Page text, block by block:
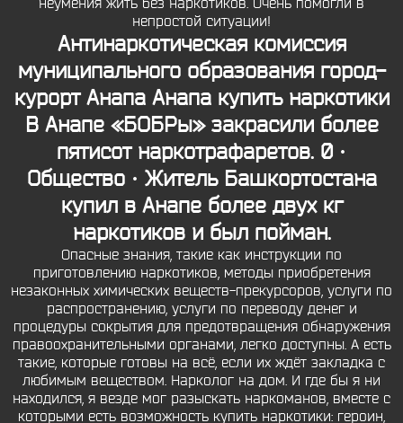
неумения жить без наркотиков. Очень помогли в
непростой ситуации!
Антинаркотическая комиссия
муниципального образования город-
курорт Анапа Анапа купить наркотики
В Анапе «БОБРы» закрасили более
пятисот наркотрафаретов. 0 ·
Общество · Житель Башкортостана
купил в Анапе более двух кг
наркотиков и был пойман.
Опасные знания, такие как инструкции по
приготовлению наркотиков, методы приобретения
незаконных химических веществ-прекурсоров, услуги по
распространению, услуги по переводу денег и
процедуры сокрытия для предотвращения обнаружения
правоохранительными органами, легко доступны. А есть
такие, которые готовы на всё, если их ждёт закладка с
любимым веществом. Нарколог на дом. И где бы я ни
находился, я везде мог разыскать наркоманов, вместе с
которыми есть возможность купить наркотики: героин,